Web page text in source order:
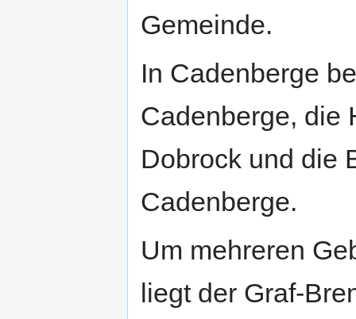
Gemeinde.
In Cadenberge
Cadenberge, die
Dobrock und die
Cadenberge.
Um mehreren
liegt der Graf-